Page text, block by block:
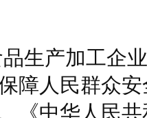
生产加工企
障人民群众
《中华人民